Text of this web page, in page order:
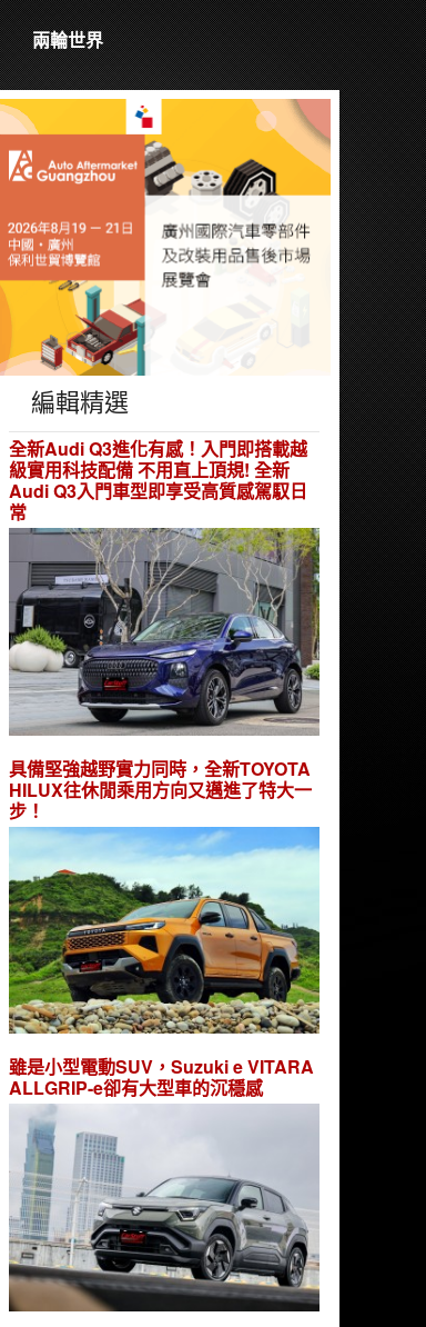
兩輪世界
編輯精選
全新Audi Q3進化有感！入門即搭載越
級實用科技配備 不用直上頂規! 全新
Audi Q3入門車型即享受高質感駕馭日
常
具備堅強越野實力同時，全新TOYOTA
HILUX往休閒乘用方向又邁進了特大一
步！
雖是小型電動SUV，Suzuki e VITARA
ALLGRIP-e卻有大型車的沉穩感